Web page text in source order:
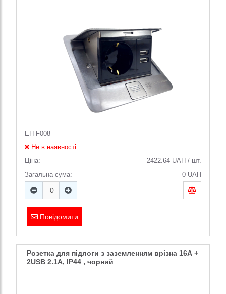
EH-F008
Не в наявності
Ціна:
2422.64 UAH / шт.
Загальна сума:
0 UAH
Повідомити
Розетка для підлоги з заземленням врізна 16А +
2USB 2.1А, IP44 , чорний